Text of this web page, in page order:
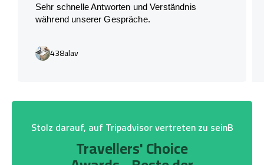
Sehr schnelle Antworten und Verständnis
während unserer Gespräche.
438alav
Stolz darauf, auf Tripadvisor vertreten zu seinB
Travellers' Choice